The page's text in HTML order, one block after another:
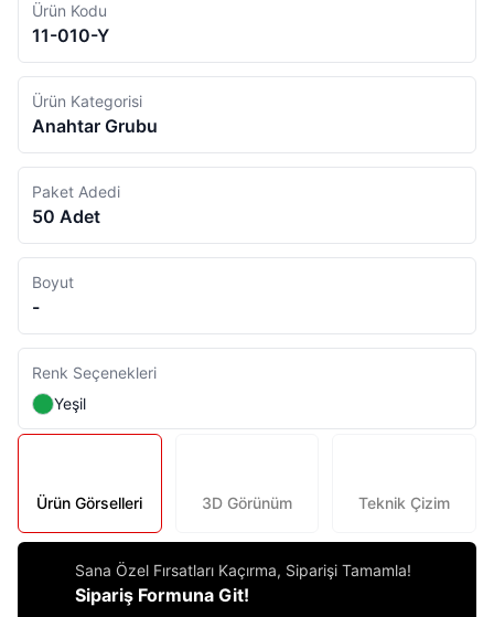
Ürün Kodu
11-010-Y
Ürün Kategorisi
Anahtar Grubu
Paket Adedi
50 Adet
Boyut
-
Renk Seçenekleri
Yeşil
Ürün Görselleri 3D Görünüm Teknik Çizim
Sana Özel Fırsatları Kaçırma, Siparişi Tamamla!
Sipariş Formuna Git!